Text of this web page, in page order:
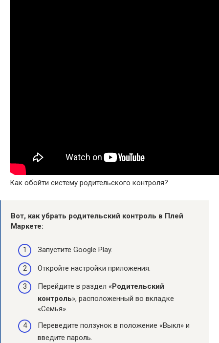
Как обойти систему родительского контроля?
Вот, как убрать родительский контроль в Плей
Маркете:
Запустите Google Play.
Откройте настройки приложения.
Перейдите в раздел «Родительский
контроль», расположенный во вкладке
«Семья».
Переведите ползунок в положение «Выкл» и
введите пароль.